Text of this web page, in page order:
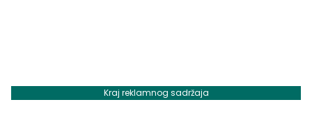
Kraj reklamnog sadržaja